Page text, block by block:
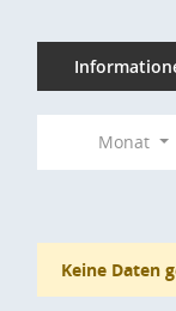
Monat
Keine Daten